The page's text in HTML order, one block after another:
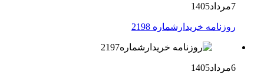
7مرداد1405
روزنامه خریدارشماره 2198
6مرداد1405